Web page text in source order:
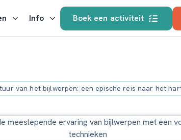
Info Boek een activiteit
van het bijlwerpen: een epische reis naar het